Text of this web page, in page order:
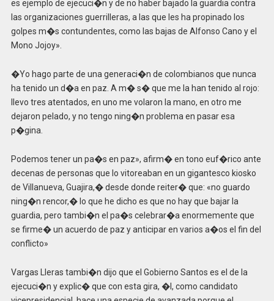
es ejemplo de ejecuci�n y de no haber bajado la guardia contra
las organizaciones guerrilleras, a las que les ha propinado los
golpes m�s contundentes, como las bajas de Alfonso Cano y el
Mono Jojoy».
�Yo hago parte de una generaci�n de colombianos que nunca
ha tenido un d�a en paz. A m� s� que me la han tenido al rojo:
llevo tres atentados, en uno me volaron la mano, en otro me
dejaron pelado, y no tengo ning�n problema en pasar esa
p�gina.
Podemos tener un pa�s en paz», afirm� en tono euf�rico ante
decenas de personas que lo vitoreaban en un gigantesco kiosko
de Villanueva, Guajira,� desde donde reiter� que: «no guardo
ning�n rencor,� lo que he dicho es que no hay que bajar la
guardia, pero tambi�n el pa�s celebrar�a enormemente que
se firme� un acuerdo de paz y anticipar en varios a�os el fin del
conflicto»
Vargas Lleras tambi�n dijo que el Gobierno Santos es el de la
ejecuci�n y explic� que con esta gira, �l, como candidato